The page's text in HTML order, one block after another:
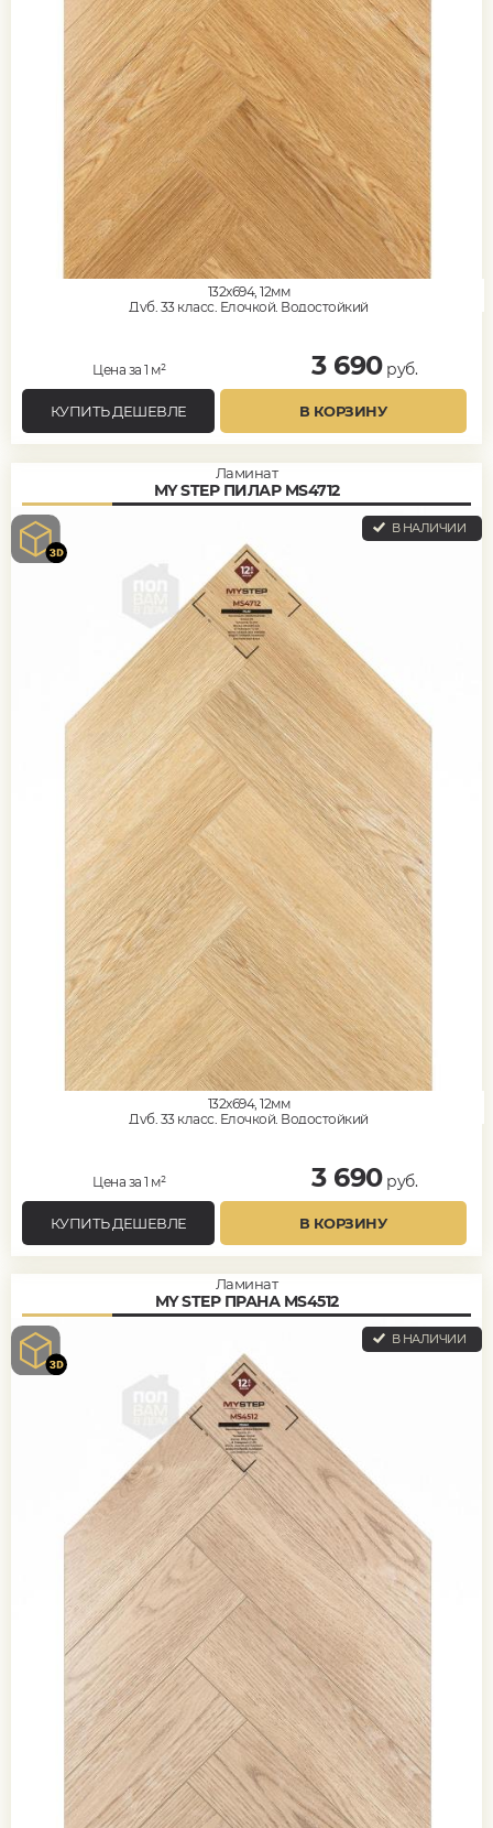
132x694, 12мм
Дуб, 33 класс, Елочкой, Водостойкий
Цена за 1 м² 3 690руб.
КУПИТЬ ДЕШЕВЛЕ В КОРЗИНУ
Ламинат
MY STEP ПИЛАР MS4712
В НАЛИЧИИ
132x694, 12мм
Дуб, 33 класс, Елочкой, Водостойкий
Цена за 1 м² 3 690руб.
КУПИТЬ ДЕШЕВЛЕ В КОРЗИНУ
Ламинат
MY STEP ПРАНА MS4512
В НАЛИЧИИ